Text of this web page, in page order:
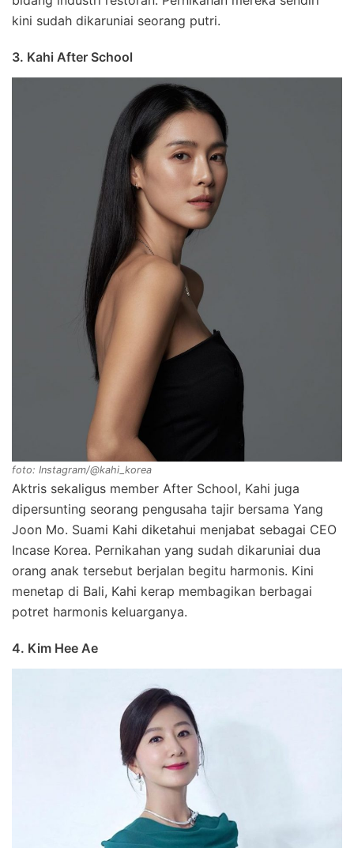
kini sudah dikaruniai seorang putri.
3. Kahi After School
foto: Instagram/@kahi_korea
Aktris sekaligus member After School, Kahi juga
dipersunting seorang pengusaha tajir bersama Yang
Joon Mo. Suami Kahi diketahui menjabat sebagai CEO
Incase Korea. Pernikahan yang sudah dikaruniai dua
orang anak tersebut berjalan begitu harmonis. Kini
menetap di Bali, Kahi kerap membagikan berbagai
potret harmonis keluarganya.
4. Kim Hee Ae